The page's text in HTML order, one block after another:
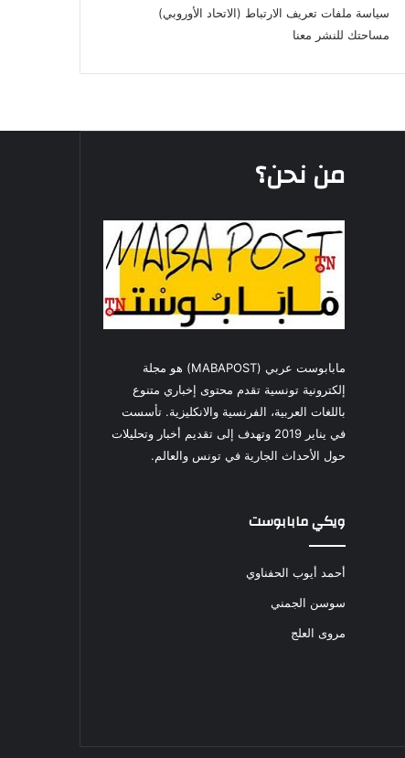
سياسة ملفات تعريف الارتباط (الاتحاد الأوروبي)
مساحتك للنشر معنا
من نحن؟
مابابوست عربي (MABAPOST) هو مجلة
إلكترونية تونسية تقدم محتوى إخباري متنوع
باللغات العربية، الفرنسية والانكليزية. تأسست
في يناير 2019 وتهدف إلى تقديم أخبار وتحليلات
حول الأحداث الجارية في تونس والعالم.
ويكي مابابوست
أحمد أيوب الحفناوي
سوسن الجمني
مروى العلج